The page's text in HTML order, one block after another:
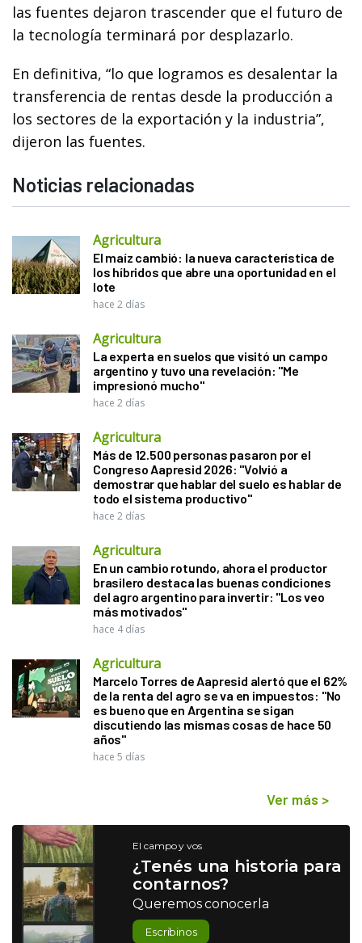
las fuentes dejaron trascender que el futuro de
la tecnología terminará por desplazarlo.
En definitiva, “lo que logramos es desalentar la
transferencia de rentas desde la producción a
los sectores de la exportación y la industria”,
dijeron las fuentes.
Noticias relacionadas
Agricultura
El maíz cambió: la nueva característica de
los híbridos que abre una oportunidad en el
lote
hace 2 días
Agricultura
La experta en suelos que visitó un campo
argentino y tuvo una revelación: "Me
impresionó mucho"
hace 2 días
Agricultura
Más de 12.500 personas pasaron por el
Congreso Aapresid 2026: "Volvió a
demostrar que hablar del suelo es hablar de
todo el sistema productivo"
hace 2 días
Agricultura
En un cambio rotundo, ahora el productor
brasilero destaca las buenas condiciones
del agro argentino para invertir: "Los veo
más motivados"
hace 4 días
Agricultura
Marcelo Torres de Aapresid alertó que el 62%
de la renta del agro se va en impuestos: "No
es bueno que en Argentina se sigan
discutiendo las mismas cosas de hace 50
años"
hace 5 días
Ver más >
El campo y vos
¿Tenés una historia para
contarnos?
Queremos conocerla
Escribinos